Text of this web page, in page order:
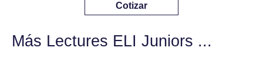
Cotizar
Más Lectures ELI Juniors ...